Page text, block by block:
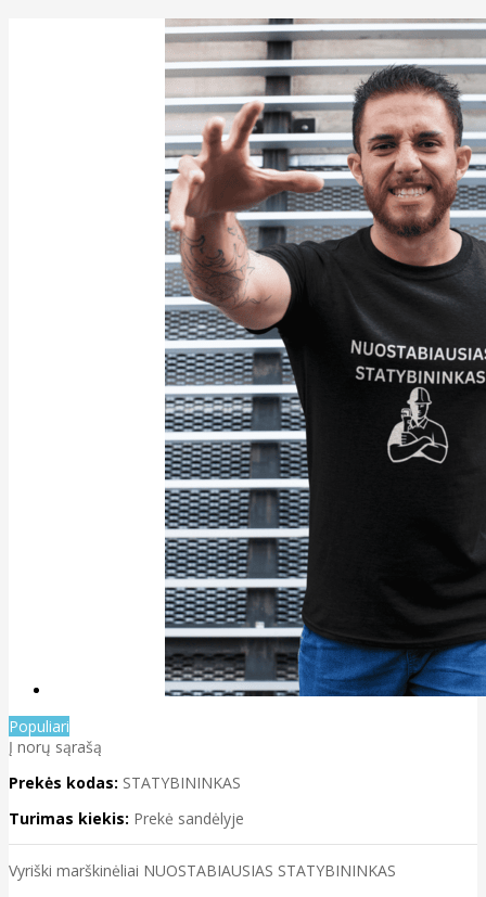
Populiari
Į norų sąrašą
Prekės kodas: STATYBININKAS
Turimas kiekis: Prekė sandėlyje
Vyriški marškinėliai NUOSTABIAUSIAS STATYBININKAS